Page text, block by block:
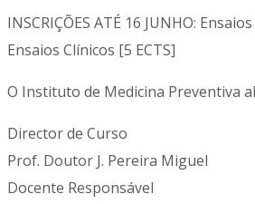
INSCRIÇÕES ATÉ 16 JUNHO:
Ensaios Clínicos [5 ECTS]
O Instituto de Medicina Preventiva
Director de Curso
Prof. Doutor J. Pereira Miguel
Docente Responsável